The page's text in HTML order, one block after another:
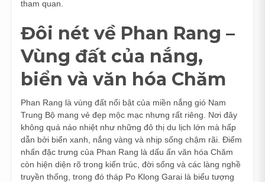
tham quan.
Đôi nét về Phan Rang –
Vùng đất của nắng,
biển và văn hóa Chăm
Phan Rang là vùng đất nổi bật của miền nắng gió Nam
Trung Bộ mang vẻ đẹp mộc mạc nhưng rất riêng. Nơi đây
không quá náo nhiệt như những đô thị du lịch lớn mà hấp
dẫn bởi biển xanh, nắng vàng và nhịp sống chậm rãi. Điểm
nhấn đặc trưng của Phan Rang là dấu ấn văn hóa Chăm
còn hiện diện rõ trong kiến trúc, đời sống và các làng nghề
truyền thống, trong đó tháp Po Klong Garai là biểu tượng